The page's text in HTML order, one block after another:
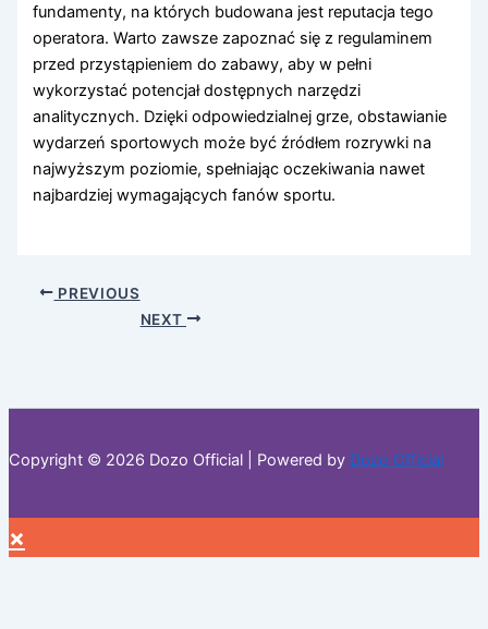
fundamenty, na których budowana jest reputacja tego
operatora. Warto zawsze zapoznać się z regulaminem
przed przystąpieniem do zabawy, aby w pełni
wykorzystać potencjał dostępnych narzędzi
analitycznych. Dzięki odpowiedzialnej grze, obstawianie
wydarzeń sportowych może być źródłem rozrywki na
najwyższym poziomie, spełniając oczekiwania nawet
najbardziej wymagających fanów sportu.
PREVIOUS
NEXT
Copyright © 2026 Dozo Official | Powered by Dozo Official
×